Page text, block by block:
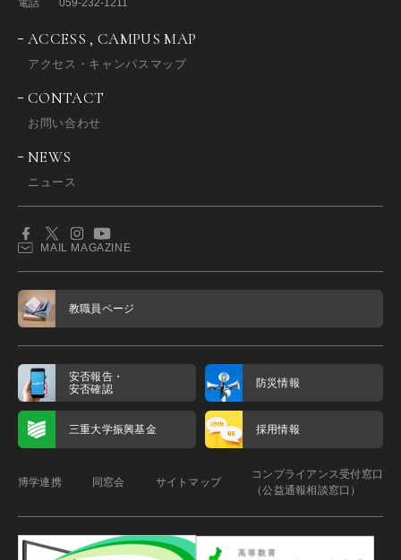
電話
059-232-1211
ACCESS , CAMPUS MAP
アクセス・キャンパスマップ
CONTACT
お問い合わせ
NEWS
ニュース
MAIL MAGAZINE
教職員ページ
安否報告・
安否確認
防災情報
三重大学振興基金 採用情報
博学連携 同窓会 サイトマップ
コンプライアンス受付窓口
（公益通報相談窓口）